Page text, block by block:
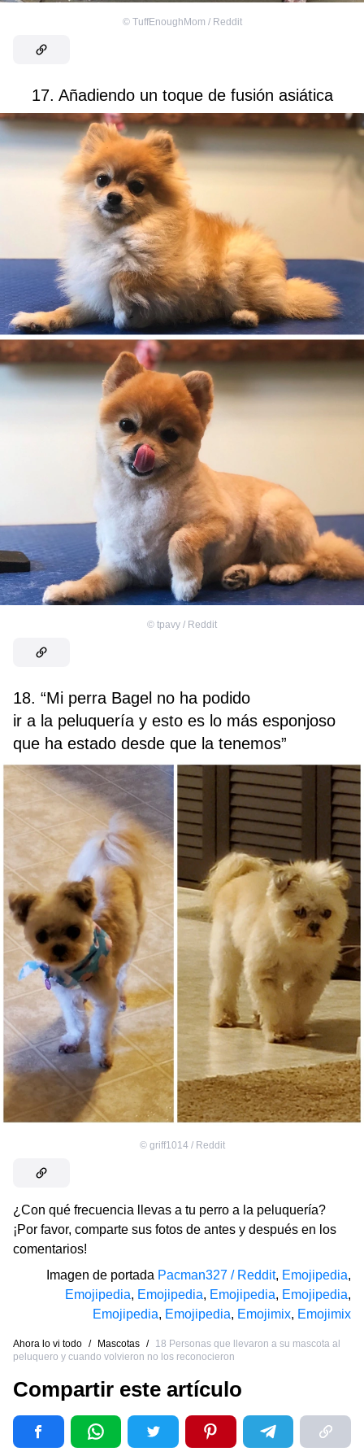
© TuffEnoughMom / Reddit
17. Añadiendo un toque de fusión asiática
© tpavy / Reddit
18. “Mi perra Bagel no ha podido
ir a la peluquería y esto es lo más esponjoso
que ha estado desde que la tenemos”
© griff1014 / Reddit
¿Con qué frecuencia llevas a tu perro a la peluquería?
¡Por favor, comparte sus fotos de antes y después en los
comentarios!
Imagen de portada Pacman327 / Reddit, Emojipedia,
Emojipedia, Emojipedia, Emojipedia, Emojipedia,
Emojipedia, Emojipedia, Emojimix, Emojimix
Ahora lo vi todo / Mascotas /
18 Personas que llevaron a su mascota al
peluquero y cuando volvieron no los reconocieron
Compartir este artículo